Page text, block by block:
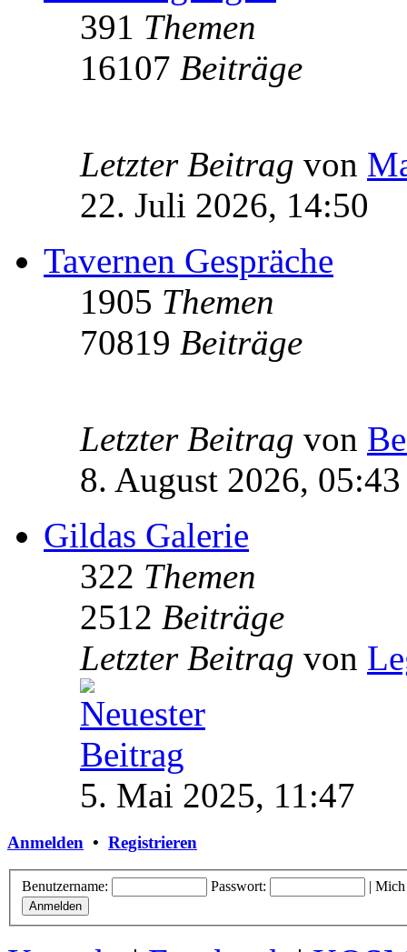
391 Themen
16107 Beiträge
Letzter Beitrag von
22. Juli 2026, 14:50
Tavernen Gespräche
1905 Themen
70819 Beiträge
Letzter Beitrag von
8. August 2026, 05:43
Gildas Galerie
322 Themen
2512 Beiträge
Letzter Beitrag von
5. Mai 2025, 11:47
Anmelden • Registrieren
Benutzername: Passwort: | Mich